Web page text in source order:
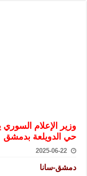
سوريا تبحث مع
وزير الإعلام
حي الدويلعة بدمشق
2025-06-22
دمشق-سانا